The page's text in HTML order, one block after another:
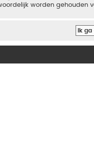
worden gehouden